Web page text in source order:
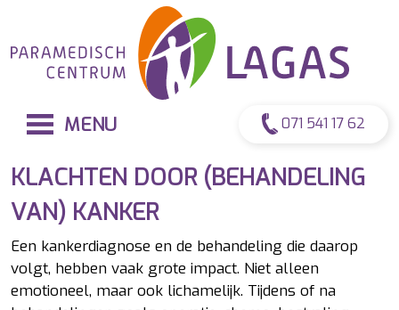
071 541 17 62
MENU
KLACHTEN DOOR (BEHANDELING
VAN) KANKER
Een kankerdiagnose en de behandeling die daarop
volgt, hebben vaak grote impact. Niet alleen
emotioneel, maar ook lichamelijk. Tijdens of na